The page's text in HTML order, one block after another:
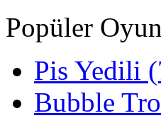
Popüler
Pis Yedili
Bubble